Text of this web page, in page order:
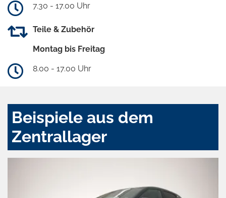
7.30 - 17.00 Uhr
Teile & Zubehör
Montag bis Freitag
8.00 - 17.00 Uhr
Beispiele aus dem
Zentrallager